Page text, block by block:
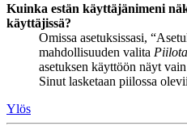
Kuinka estän käyttäjänimeni
käyttäjissä?
Omissa asetuksissasi,
mahdollisuuden valita
asetuksen käyttöön näyt
Sinut lasketaan piilossa
Ylös